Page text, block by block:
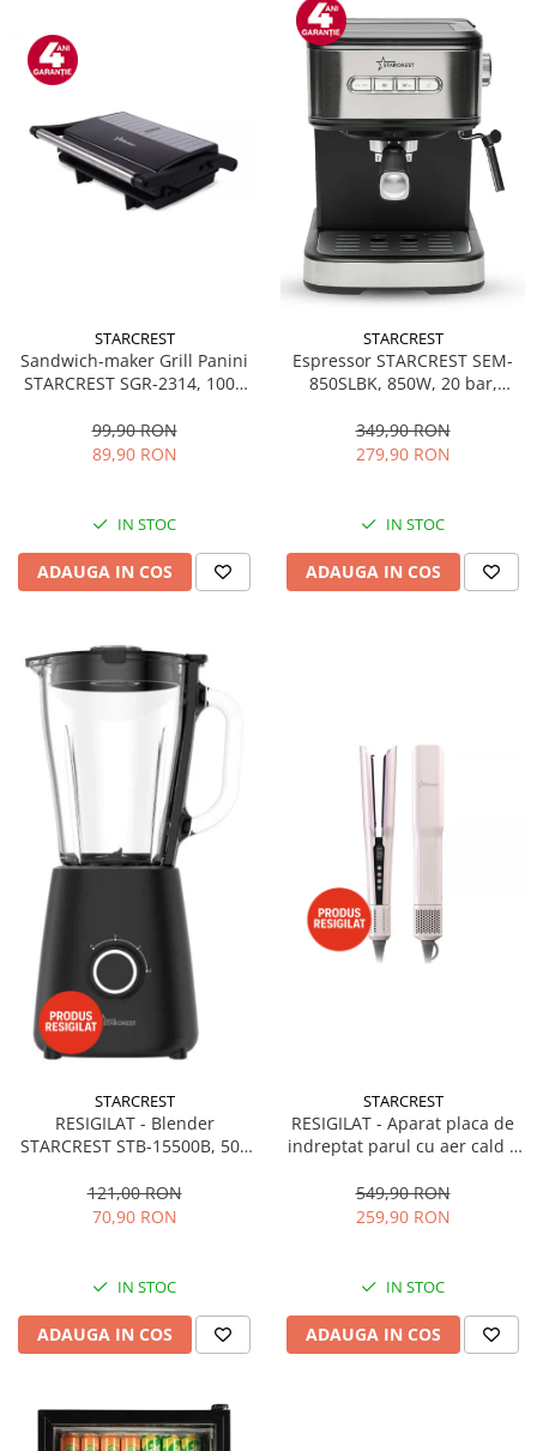
STARCREST
Sandwich-maker Grill Panini
STARCREST SGR-2314, 1000
Deschidere 180°, Suprafata
de gatire 23 x 14 cm, Negru
99,90 RON
89,90 RON
IN STOC
ADAUGA IN COS
STARCREST
Espressor STARCREST SEM-
850SLBK, 850W, 20 bar,
dispozitiv spumare, filtru
dublu din inox, Negru/Inox
349,90 RON
279,90 RON
IN STOC
ADAUGA IN COS
STARCREST
RESIGILAT - Blender
STARCREST STB-15500B, 500
Pulse, Negru
121,00 RON
70,90 RON
IN STOC
ADAUGA IN COS
STARCREST
RESIGILAT - Aparat placa de
indreptat parul cu aer cald 2
1300 W, Uscare si indreptare,
Afisaj LCD, Tehnologie cu ioni
549,90 RON
259,90 RON
IN STOC
ADAUGA IN COS